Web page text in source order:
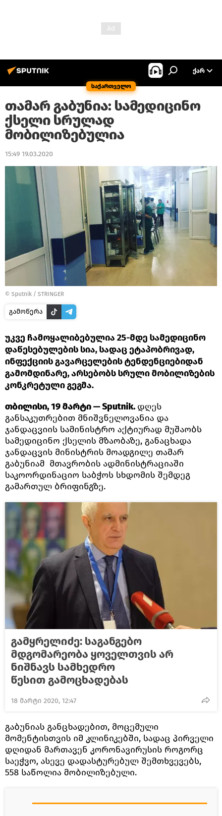
საქართველო
ᲥᲐᲠ
თამარ გაბუნია: სამედიცინო
ქსელი სრულად
მობილიზებულია
15:49 19.03.2020
© Sputnik / STRINGER
გამოწერა
უკვე ჩამოყალიბებულია 25-მდე სამედიცინო
დაწესებულების სია, სადაც ეტაპობრივად,
ინფექციის გავარცელების ტენდენციებიდან
გამომდინარე, არსებობს სრული მობილიზების
კონკრეტული გეგმა.
თბილისი, 19 მარტი — Sputnik. დღეს
განსაკუთრებით მნიშვნელოვანია და
ჯანდაცვიის სამინისტრო აქტიურად მუშაობს
სამედიცინო ქსელის მზაობაზე, განაცხადა
ჯანდაცვის მინისტრის მოადგილე თამარ
გაბუნიამ მთავრობის ადმინისტრაციაში
საკოორდინაციო საბჭოს სხდომის შემდეგ
გამართულ ბრიფინგზე.
გამყრელიძე: საგანგებო
მდგომარეობა ყოველთვის არ
ნიშნავს სამხედრო
წესით გამოცხადებას
18 მარტი 2020, 12:47
გაბუნიას განცხადებით, მოცემული
მომენტისთვის იმ კლინიკებში, სადაც პირველი
დღიდან მართავენ კორონავირუსის როგორც
საეჭვო, ასევე დადასტურებულ შემთხვევებს,
558 საწოლია მობილიზებული.